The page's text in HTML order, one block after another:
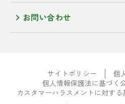
お問い合わせ
サイトポリシー
個
個人情報保護法に基づく
カスタマーハラスメントに対する